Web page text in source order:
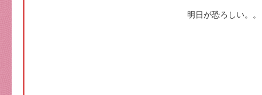
明日が恐ろしい。。